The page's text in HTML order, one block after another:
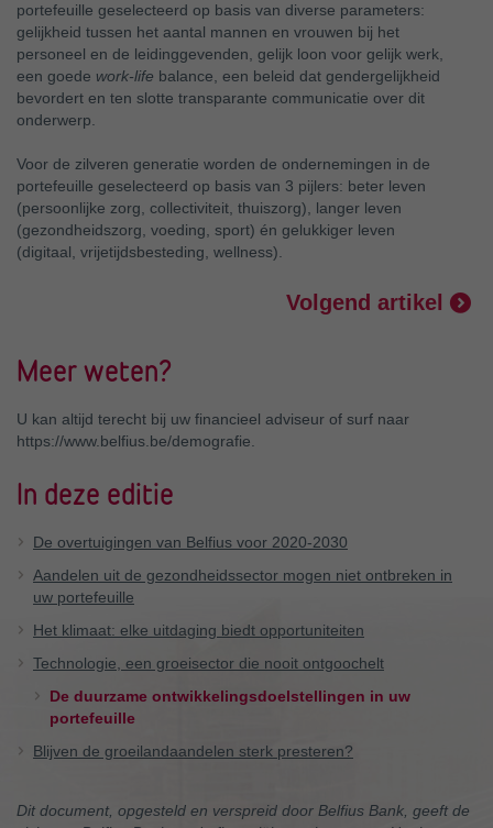
portefeuille geselecteerd op basis van diverse parameters:
gelijkheid tussen het aantal mannen en vrouwen bij het
personeel en de leidinggevenden, gelijk loon voor gelijk werk,
een goede work-life balance, een beleid dat gendergelijkheid
bevordert en ten slotte transparante communicatie over dit
onderwerp.
Voor de zilveren generatie worden de ondernemingen in de
portefeuille geselecteerd op basis van 3 pijlers: beter leven
(persoonlijke zorg, collectiviteit, thuiszorg), langer leven
(gezondheidszorg, voeding, sport) én gelukkiger leven
(digitaal, vrijetijdsbesteding, wellness).
Volgend artikel
Meer weten?
U kan altijd terecht bij uw financieel adviseur of surf naar
https://www.belfius.be/demografie.
In deze editie
De overtuigingen van Belfius voor 2020-2030
Aandelen uit de gezondheidssector mogen niet ontbreken in
uw portefeuille
Het klimaat: elke uitdaging biedt opportuniteiten
Technologie, een groeisector die nooit ontgoochelt
De duurzame ontwikkelingsdoelstellingen in uw
portefeuille
Blijven de groeilandaandelen sterk presteren?
Dit document, opgesteld en verspreid door Belfius Bank, geeft de